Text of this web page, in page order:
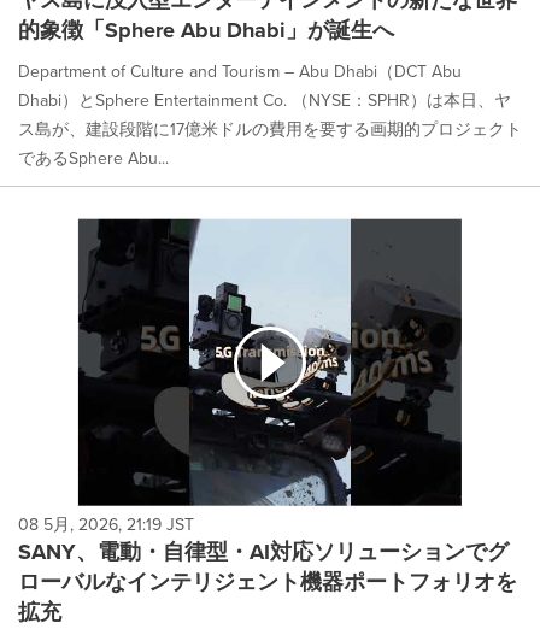
的象徴「Sphere Abu Dhabi」が誕生へ
Department of Culture and Tourism – Abu Dhabi（DCT Abu
Dhabi）とSphere Entertainment Co. （NYSE：SPHR）は本日、ヤ
ス島が、建設段階に17億米ドルの費用を要する画期的プロジェクト
であるSphere Abu...
08 5月, 2026, 21:19 JST
SANY、電動・自律型・AI対応ソリューションでグ
ローバルなインテリジェント機器ポートフォリオを
拡充